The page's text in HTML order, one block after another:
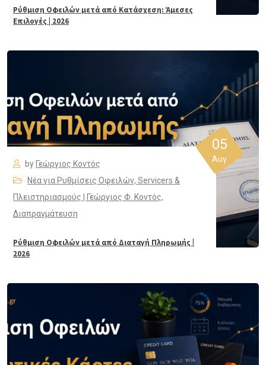
Ρύθμιση Οφειλών μετά από Κατάσχεση: Άμεσες
Επιλογές | 2026
by Γεώργιος Κοντός
Νέα για Ρυθμίσεις Οφειλών, Servicers &
Πλειστηριασμούς | Γεώργιος Φ. Κοντός,
Διαπραγμάτευση
Ρύθμιση Οφειλών μετά από Διαταγή Πληρωμής |
2026
05
Αυγ